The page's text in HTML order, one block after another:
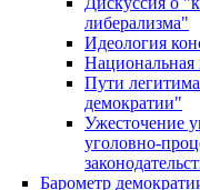
либерализма"
Идеология
Национальная
Пути
демократии"
Ужесточение
уголовно-
Барометр